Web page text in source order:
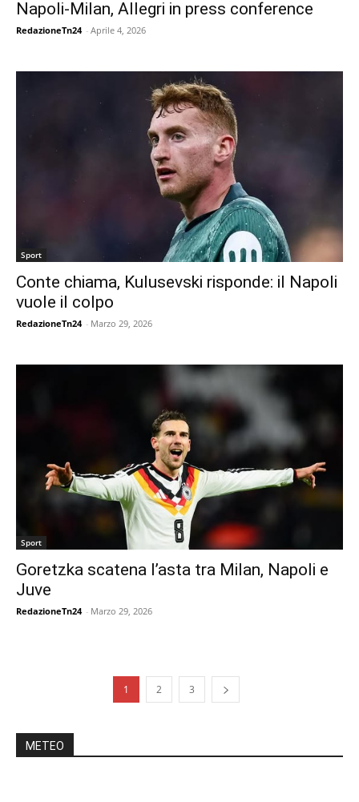
Napoli-Milan, Allegri in press conference
RedazioneTn24 - Aprile 4, 2026
Sport
Conte chiama, Kulusevski risponde: il Napoli
vuole il colpo
RedazioneTn24 - Marzo 29, 2026
Sport
Goretzka scatena l’asta tra Milan, Napoli e
Juve
RedazioneTn24 - Marzo 29, 2026
1 2 3
METEO